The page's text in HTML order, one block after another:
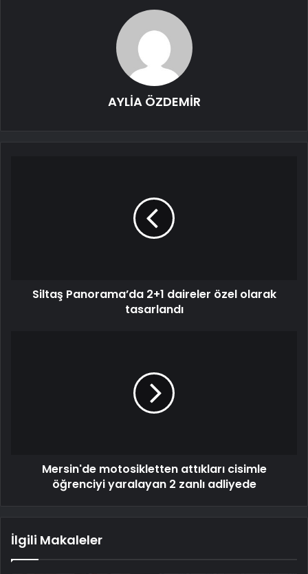
AYLİA ÖZDEMİR
Siltaş Panorama’da 2+1 daireler özel olarak
tasarlandı
Mersin'de motosikletten attıkları cisimle
öğrenciyi yaralayan 2 zanlı adliyede
İlgili Makaleler